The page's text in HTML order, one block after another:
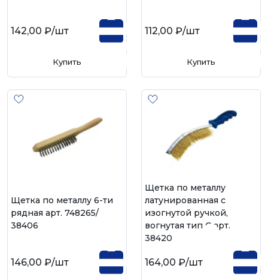
142,00 ₽/шт
Купить
112,00 ₽/шт
Купить
Щетка по металлу 6-ти
рядная арт. 748265/
38406
146,00 ₽/шт
Щетка по металлу
латунированная с
изогнутой ручкой,
вогнутая тип С арт.
38420
164,00 ₽/шт